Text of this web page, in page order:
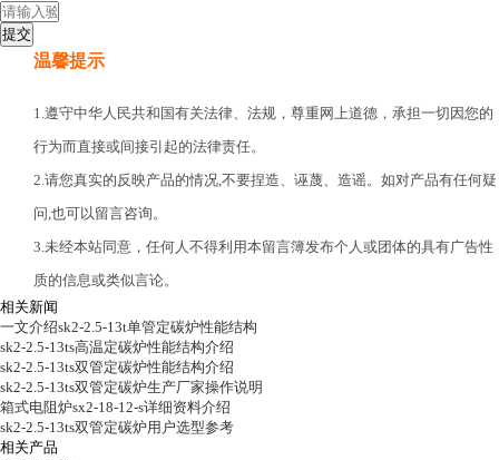
温馨提示
1.遵守中华人民共和国有关法律、法规，尊重网上道德，承担一切因您的
行为而直接或间接引起的法律责任。
2.请您真实的反映产品的情况,不要捏造、诬蔑、造谣。如对产品有任何疑
问,也可以留言咨询。
3.未经本站同意，任何人不得利用本留言簿发布个人或团体的具有广告性
质的信息或类似言论。
相关新闻
一文介绍sk2-2.5-13t单管定碳炉性能结构
sk2-2.5-13ts高温定碳炉性能结构介绍
sk2-2.5-13ts双管定碳炉性能结构介绍
sk2-2.5-13ts双管定碳炉生产厂家操作说明
箱式电阻炉sx2-18-12-s详细资料介绍
sk2-2.5-13ts双管定碳炉用户选型参考
相关产品